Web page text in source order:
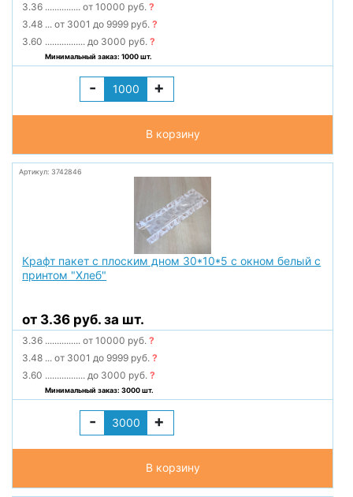
3.36 ............... от 10000 руб.?
3.48 ... от 3001 до 9999 руб.?
3.60 ................. до 3000 руб.?
Минимальный заказ: 1000 шт.
- +
В корзину
Артикул: 3742846
Крафт пакет с плоским дном 30*10*5 с окном белый с
принтом "Хлеб"
от 3.36 руб. за шт.
3.36 ............... от 10000 руб.?
3.48 ... от 3001 до 9999 руб.?
3.60 ................. до 3000 руб.?
Минимальный заказ: 3000 шт.
- +
В корзину